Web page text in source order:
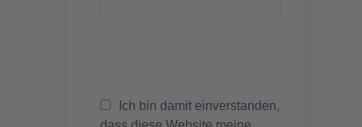
Ich bin damit einverstanden,